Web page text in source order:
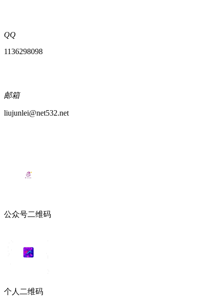
QQ
1136298098
邮箱
liujunlei@net532.net
公众号二维码
个人二维码